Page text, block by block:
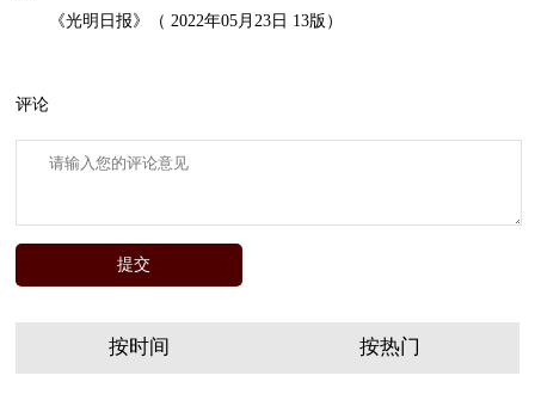
《光明日报》（ 2022年05月23日 13版）
评论
按时间 按热门